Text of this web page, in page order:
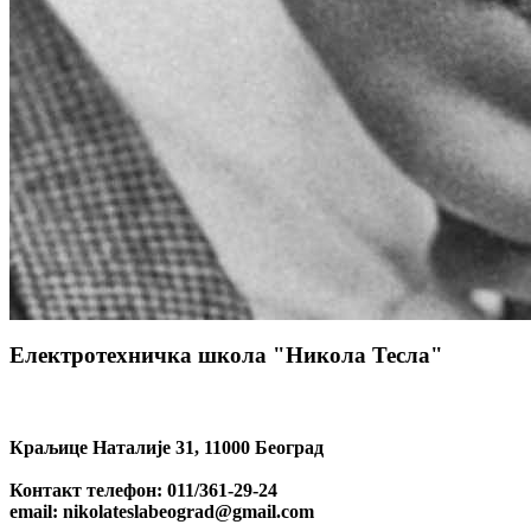
Електротехничка школа "Никола Тесла"
Краљице Наталије 31, 11000 Београд
Контакт телефон: 011/361-29-24
email: nikolateslabeograd@gmail.com